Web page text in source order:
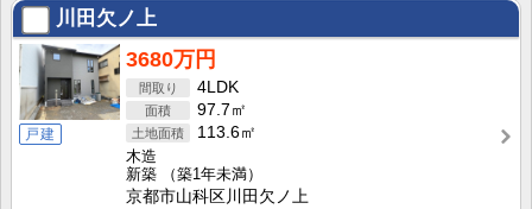
川田欠ノ上
戸建
3680万円
4LDK
97.7㎡
113.6㎡
木造
新築
（築1年未満）
京都市山科区川田欠ノ上